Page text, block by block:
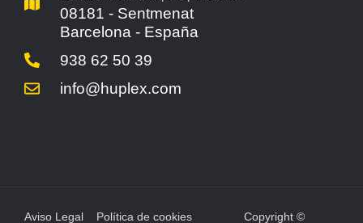
08181 - Sentmenat
Barcelona - España
938 62 50 39
info@huplex.com
Aviso Legal Política de cookies Copyright ©